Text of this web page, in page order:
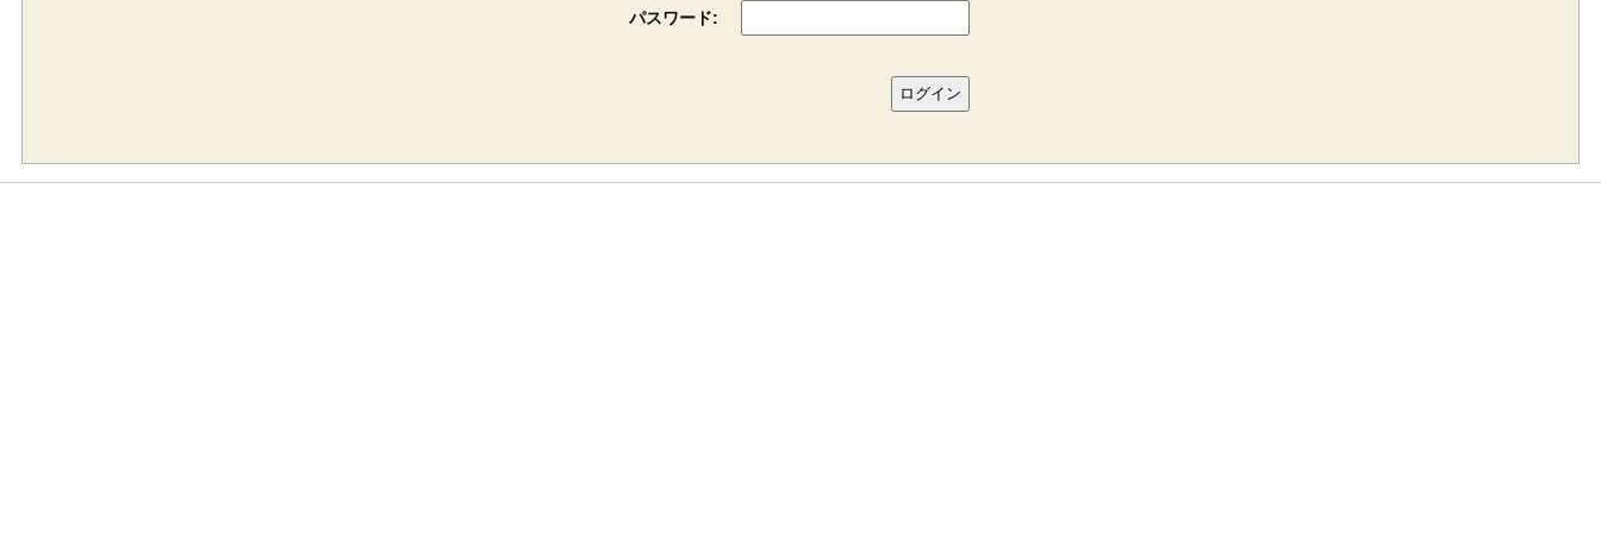
パスワード: